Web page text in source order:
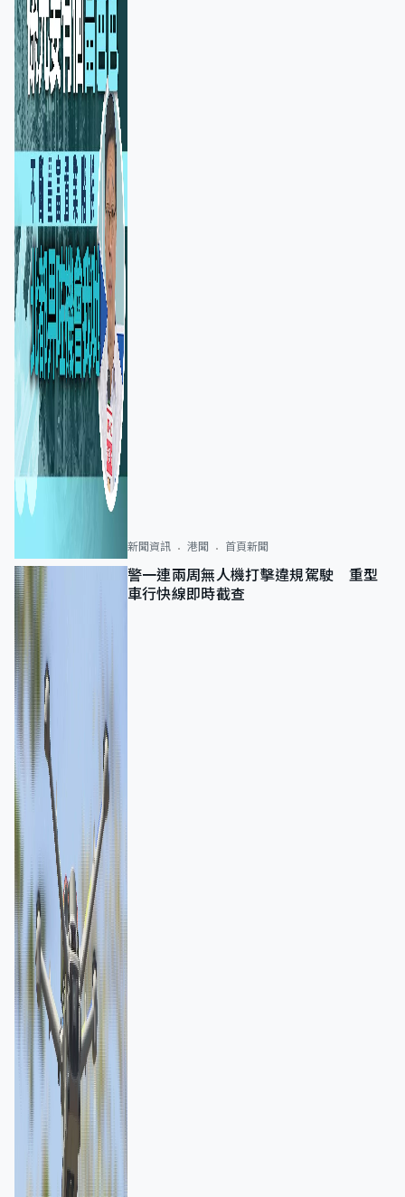
新聞資訊 港聞 首頁新聞
警一連兩周無人機打擊違規駕駛 重型
車行快線即時截查